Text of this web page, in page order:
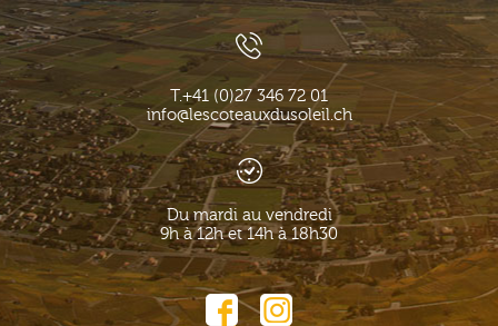
T.+41 (0)27 346 72 01
info@lescoteauxdusoleil.ch
Du mardi au vendredi
9h à 12h et 14h à 18h30